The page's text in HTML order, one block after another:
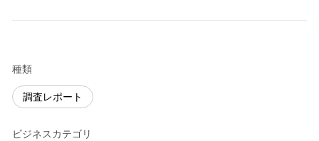
種類
調査レポート
ビジネスカテゴリ